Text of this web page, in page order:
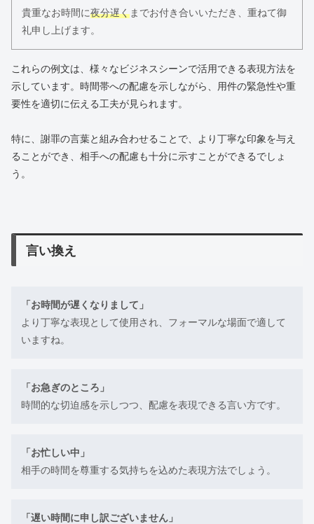
貴重なお時間に夜分遅くまでお付き合いいただき、重ねて御
礼申し上げます。
これらの例文は、様々なビジネスシーンで活用できる表現方法を
示しています。時間帯への配慮を示しながら、用件の緊急性や重
要性を適切に伝える工夫が見られます。
特に、謝罪の言葉と組み合わせることで、より丁寧な印象を与え
ることができ、相手への配慮も十分に示すことができるでしょ
う。
言い換え
「お時間が遅くなりまして」
より丁寧な表現として使用され、フォーマルな場面で適して
いますね。
「お急ぎのところ」
時間的な切迫感を示しつつ、配慮を表現できる言い方です。
「お忙しい中」
相手の時間を尊重する気持ちを込めた表現方法でしょう。
「遅い時間に申し訳ございません」